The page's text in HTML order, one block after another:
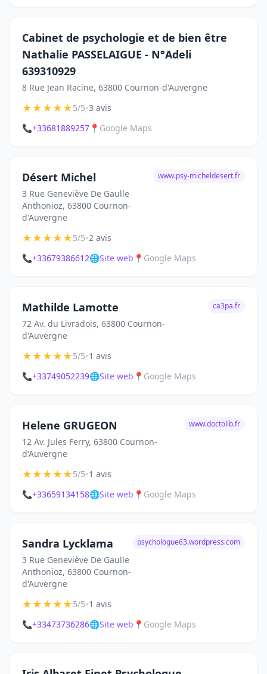
Cabinet de psychologie et de bien être
Nathalie PASSELAIGUE - N°Adeli
639310929
8 Rue Jean Racine, 63800 Cournon-d'Auvergne
★★★★★5/5•3 avis
📞+33681889257 📍 Google Maps
Désert Michel
3 Rue Geneviève De Gaulle
Anthonioz, 63800 Cournon-
d'Auvergne
www.psy-micheldesert.fr
★★★★★5/5•2 avis
📞+33679386612🌐Site web 📍 Google Maps
Mathilde Lamotte
72 Av. du Livradois, 63800 Cournon-
d'Auvergne
ca3pa.fr
★★★★★5/5•1 avis
📞+33749052239🌐Site web 📍 Google Maps
Helene GRUGEON
12 Av. Jules Ferry, 63800 Cournon-
d'Auvergne
www.doctolib.fr
★★★★★5/5•1 avis
📞+33659134158🌐Site web 📍 Google Maps
Sandra Lycklama
3 Rue Geneviève De Gaulle
Anthonioz, 63800 Cournon-
d'Auvergne
psychologue63.wordpress.com
★★★★★5/5•1 avis
📞+33473736286🌐Site web 📍 Google Maps